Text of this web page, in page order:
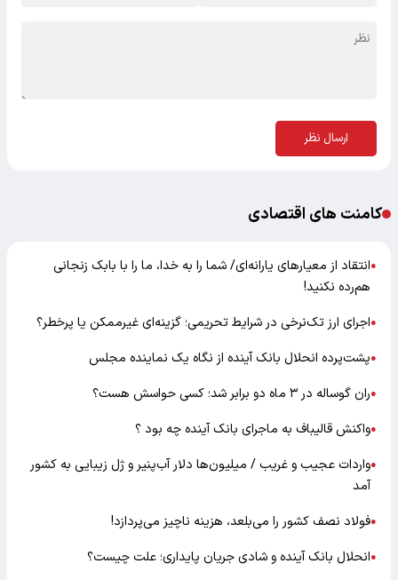
ارسال نظر
کامنت های اقتصادی
●انتقاد از معیارهای یارانه‌ای/ شما را به خدا، ما را با بابک زنجانی
هم‌رده نکنید!
●اجرای ارز تک‌نرخی در شرایط تحریمی؛ گزینه‌ای غیرممکن یا پرخطر؟
●پشت‌پرده انحلال بانک آینده از نگاه یک نماینده مجلس
●ران گوساله در ۳ ماه دو برابر شد؛ کسی حواسش هست؟
●واکنش قالیباف به ماجرای بانک آینده چه بود ؟
●واردات عجیب و غریب / میلیون‌ها دلار آب‌پنیر و ژل زیبایی به کشور
آمد
●فولاد نصف کشور را می‌بلعد، هزینه ناچیز می‌پردازد!
●انحلال بانک آینده و شادی جریان پایداری؛ علت چیست؟